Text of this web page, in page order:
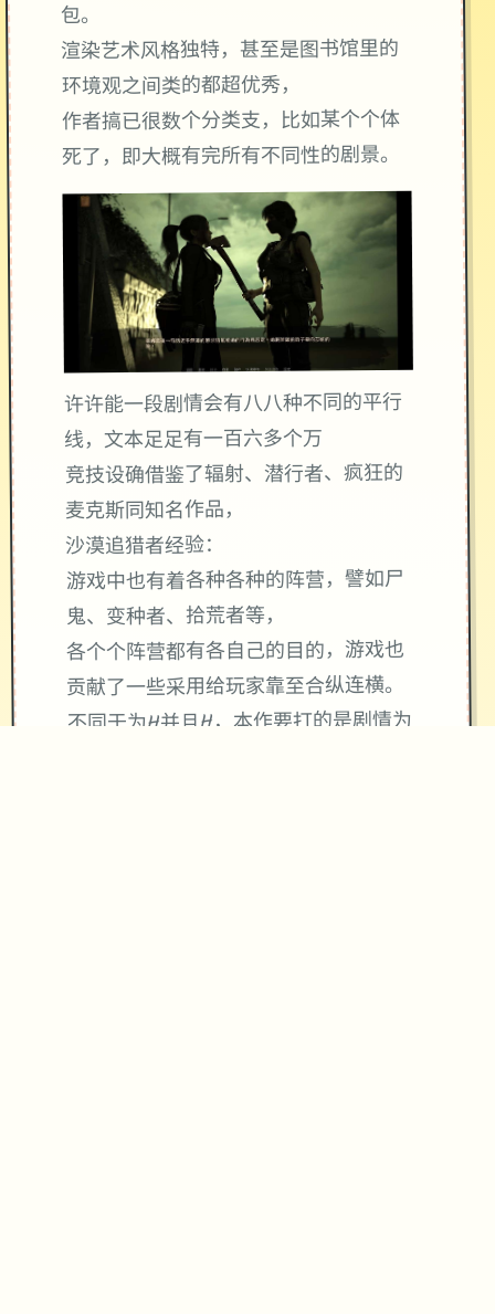
包。
渲染艺术风格独特，甚至是图书馆里的
环境观之间类的都超优秀，
作者搞已很数个分类支，比如某个个体
死了，即大概有完所有不同性的剧景。
许许能一段剧情会有八八种不同的平行
线，文本足足有一百六多个万
竞技设确借鉴了辐射、潜行者、疯狂的
麦克斯同知名作品，
沙漠追猎者经验：
游戏中也有着各种各种的阵营，譬如尸
鬼、变种者、拾荒者等，
各个个阵营都有各自己的目的，游戏也
贡献了一些采用给玩家靠至合纵连横。
不同于为H并且H，本作要打的是剧情为